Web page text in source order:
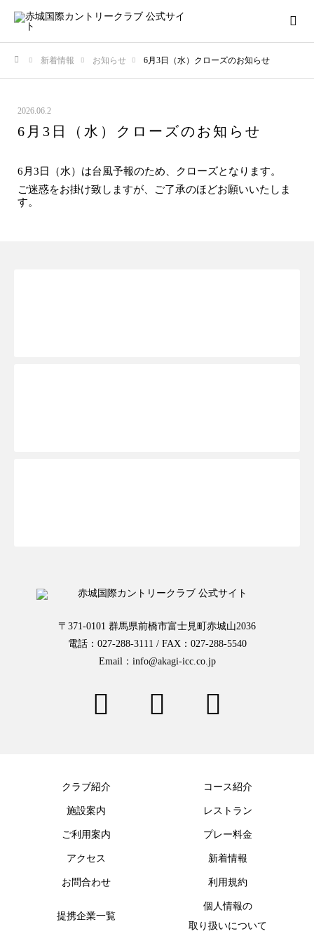
新着情報 お知らせ 6月3日（水）クローズのお知らせ
2026.06.2
6月3日（水）クローズのお知らせ
6月3日（水）は台風予報のため、クローズとなります。
ご迷惑をお掛け致しますが、ご了承のほどお願いいたしま
す。
〒371-0101 群馬県前橋市富士見町赤城山2036
電話：027-288-3111 / FAX：027-288-5540
Email：info@akagi-icc.co.jp
クラブ紹介 コース紹介
施設案内 レストラン
ご利用案内 プレー料金
アクセス 新着情報
お問合わせ 利用規約
提携企業一覧
個人情報の
取り扱いについて